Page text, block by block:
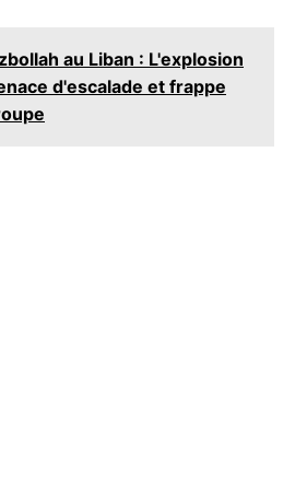
au Liban : L'explosion
d'escalade et frappe